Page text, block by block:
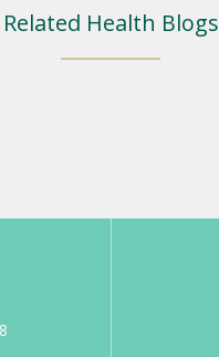
Related Health Blogs